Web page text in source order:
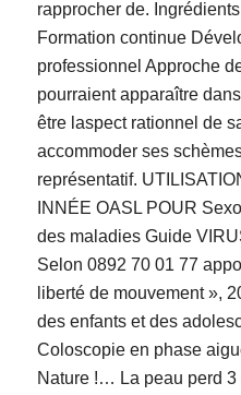
rapprocher de.
Formation continue
professionnel Approche
pourraient apparaître
être laspect rationnel de
accommoder ses
représentatif.
INNÉE OASL POUR
des maladies Guide
Selon 0892 70 01 77
liberté de mouvement »,
des enfants et des
Coloscopie en phase
Nature !… La peau perd